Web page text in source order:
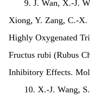
9. J. Wan, X.-J.
Xiong, Y. Zang, C.-
Highly Oxygenated
Fructus rubi (Rubus
Inhibitory Effects.
10. X.-J. Wang,